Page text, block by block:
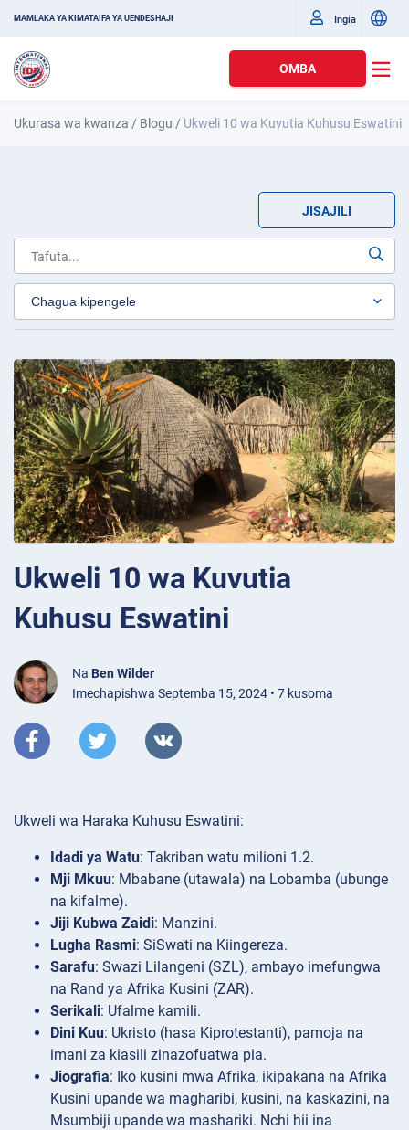
MAMLAKA YA KIMATAIFA YA UENDESHAJI Ingia
OMBA
Ukurasa wa kwanza / Blogu / Ukweli 10 wa Kuvutia Kuhusu Eswatini
JISAJILI
Ukweli 10 wa Kuvutia
Kuhusu Eswatini
Na Ben Wilder
Imechapishwa Septemba 15, 2024 • 7 kusoma
Ukweli wa Haraka Kuhusu Eswatini:
Idadi ya Watu: Takriban watu milioni 1.2.
Mji Mkuu: Mbabane (utawala) na Lobamba (ubunge
na kifalme).
Jiji Kubwa Zaidi: Manzini.
Lugha Rasmi: SiSwati na Kiingereza.
Sarafu: Swazi Lilangeni (SZL), ambayo imefungwa
na Rand ya Afrika Kusini (ZAR).
Serikali: Ufalme kamili.
Dini Kuu: Ukristo (hasa Kiprotestanti), pamoja na
imani za kiasili zinazofuatwa pia.
Jiografia: Iko kusini mwa Afrika, ikipakana na Afrika
Kusini upande wa magharibi, kusini, na kaskazini, na
Msumbiji upande wa mashariki. Nchi hii ina